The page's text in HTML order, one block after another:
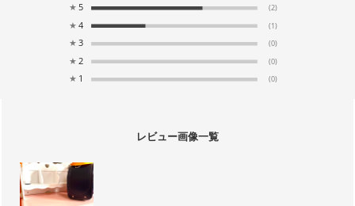
★ 5 (2)
★ 4 (1)
★ 3 (0)
★ 2 (0)
★ 1 (0)
レビュー画像一覧